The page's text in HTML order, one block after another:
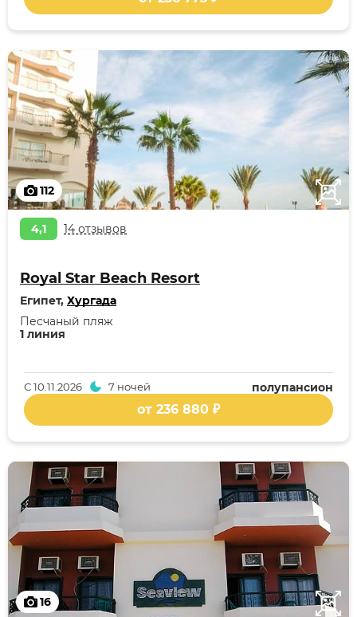
112
4,1 14 отзывов
Royal Star Beach Resort
Египет, Хургада
1 линия
Песчаный пляж
полупансион
С10.11.2026 7 ночей
от 236 880 ₽
16